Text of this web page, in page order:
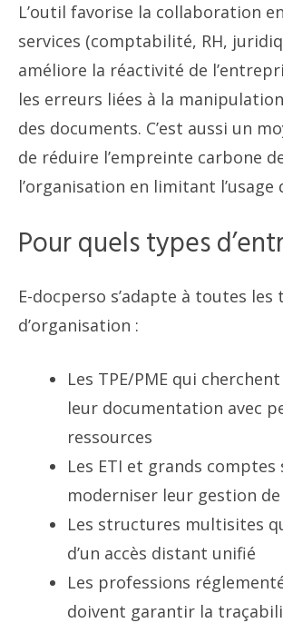
L’outil favorise la collaboration
services (comptabilité, RH,
améliore la réactivité de
les erreurs liées à la
des documents. C’est aussi un
de réduire l’empreinte carbone
l’organisation en limitant l’usage
Pour quels types
E-docperso s’adapte à toutes les
d’organisation :
Les TPE/PME qui
leur documentation avec
ressources
Les ETI et grands
moderniser leur gestion
Les structures multisites
d’un accès distant unifié
Les professions
doivent garantir la